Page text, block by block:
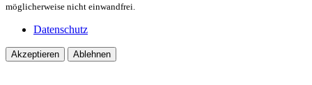
möglicherweise nicht einwandfrei.
Datenschutz
Akzeptieren Ablehnen